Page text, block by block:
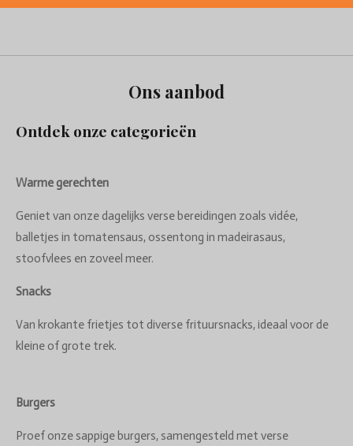
Ons aanbod
Ontdek onze categorieën
Warme gerechten
Geniet van onze dagelijks verse bereidingen zoals vidée,
balletjes in tomatensaus, ossentong in madeirasaus,
stoofvlees en zoveel meer.
Snacks
Van krokante frietjes tot diverse frituursnacks, ideaal voor de
kleine of grote trek.
Burgers
Proef onze sappige burgers, samengesteld met verse